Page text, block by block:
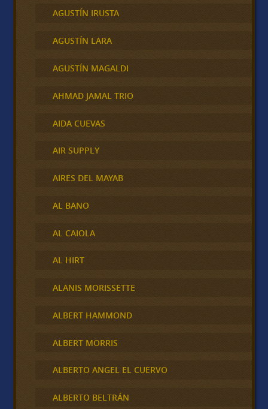
AGUSTÍN IRUSTA
AGUSTÍN LARA
AGUSTÍN MAGALDI
AHMAD JAMAL TRIO
AIDA CUEVAS
AIR SUPPLY
AIRES DEL MAYAB
AL BANO
AL CAIOLA
AL HIRT
ALANIS MORISSETTE
ALBERT HAMMOND
ALBERT MORRIS
ALBERTO ANGEL EL CUERVO
ALBERTO BELTRÁN